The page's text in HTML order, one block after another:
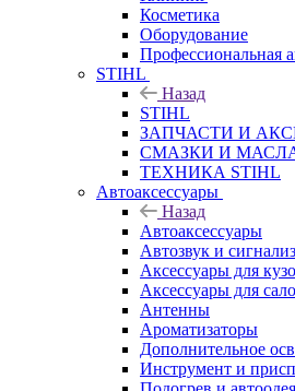
Косметика
Оборудование
Профессиональная
STIHL
Назад
STIHL
ЗАПЧАСТИ И
СМАЗКИ И МАСЛА
ТЕХНИКА STIHL
Автоаксессуары
Назад
Автоаксессуары
Автозвук и
Аксессуары для
Аксессуары для
Антенны
Ароматизаторы
Дополнительное
Инструмент и